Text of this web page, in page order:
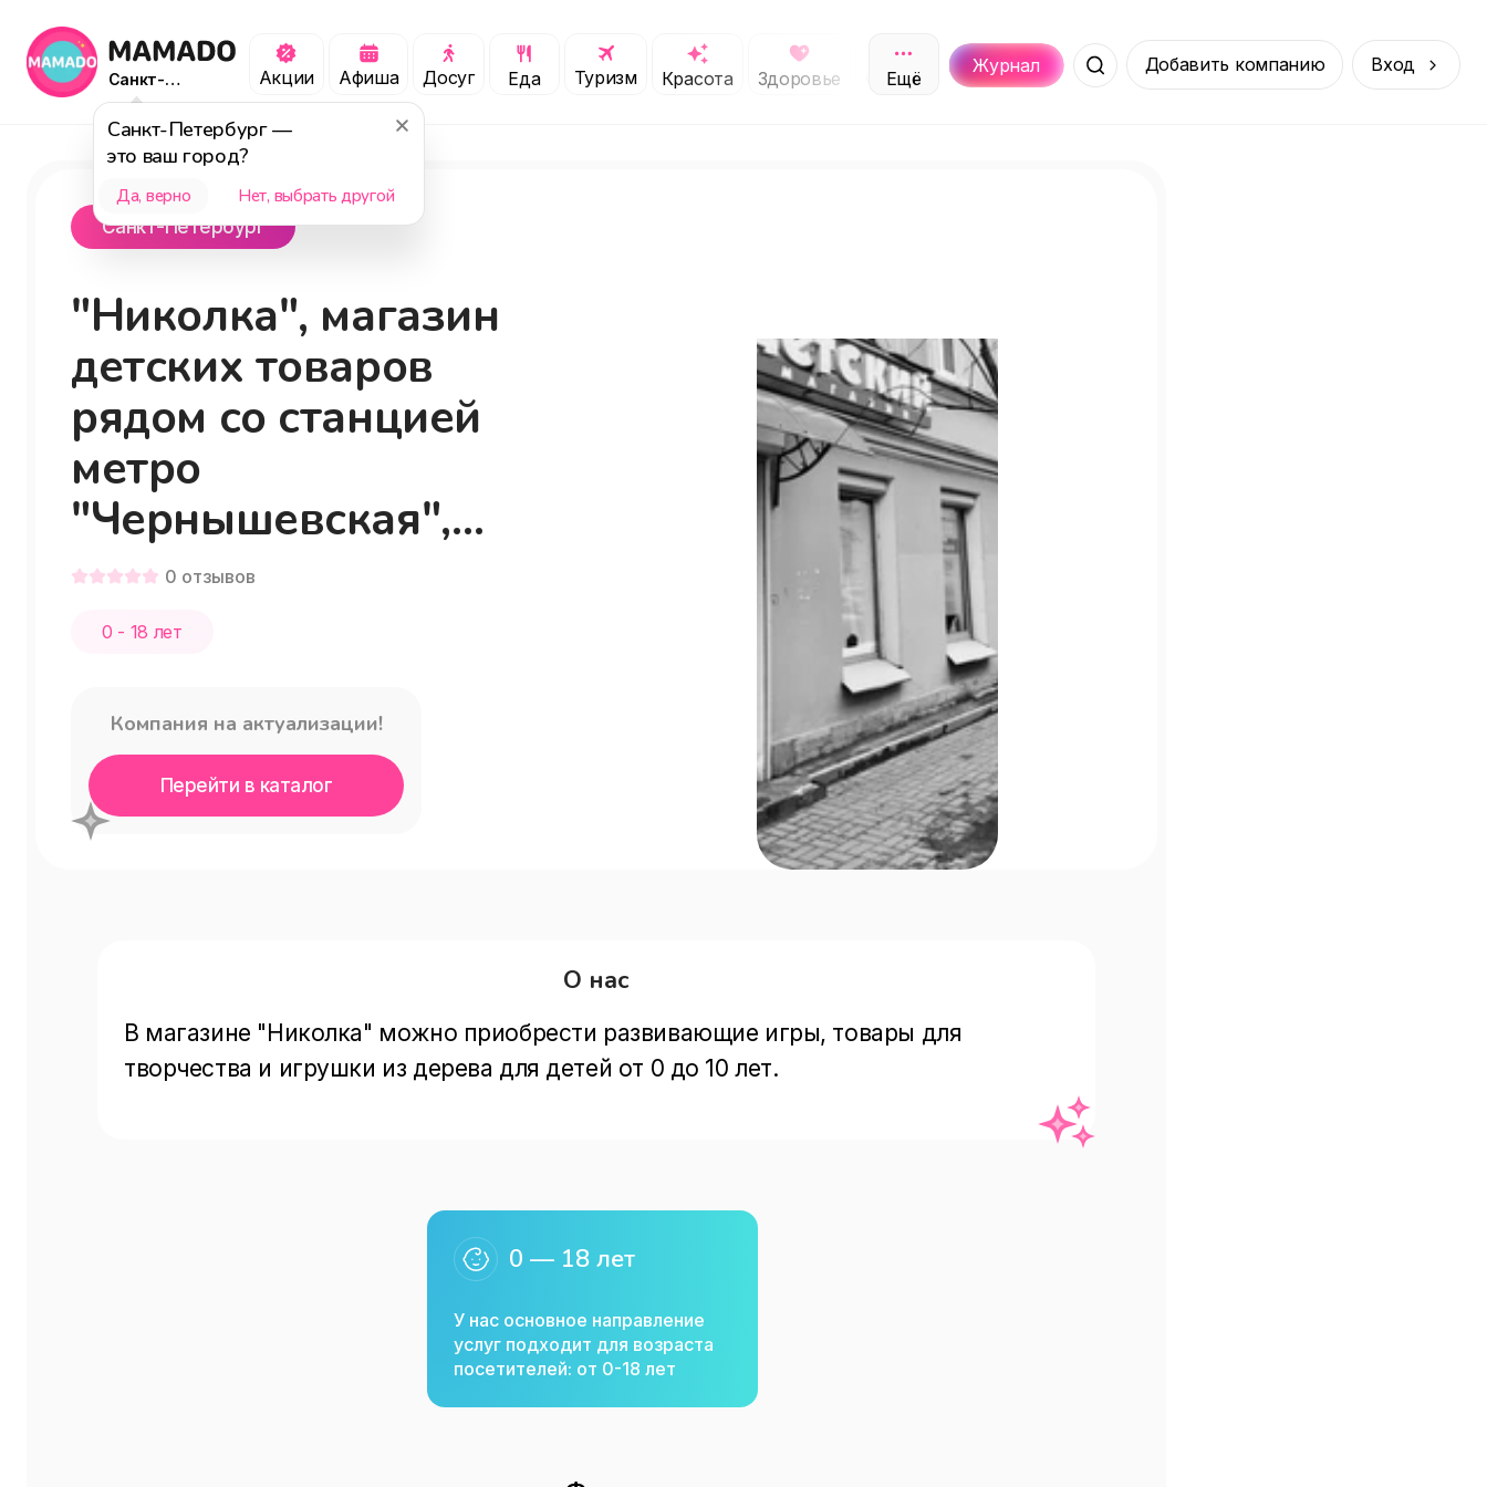
Санкт-
Петербург
Санкт-Петербург—
это ваш город?
Да, верно Нет, выбрать другой
Акции Афиша Досуг Еда Туризм Красота Здоровье Обучение Спорт Услуги Покупки Онлайн
Ещё
Журнал Места Добавить компанию Вход
Санкт-Петербург
"Николка", магазин
детских товаров
рядом со станцией
метро
"Чернышевская",
Санкт-Петербург
0 отзывов
0 - 18 лет
Компания на актуализации!
Перейти в каталог
О нас
В магазине "Николка" можно приобрести развивающие игры, товары для
творчества и игрушки из дерева для детей от 0 до 10 лет.
0 — 18 лет
У нас основное направление
услуг подходит для возраста
посетителей: от 0-18 лет